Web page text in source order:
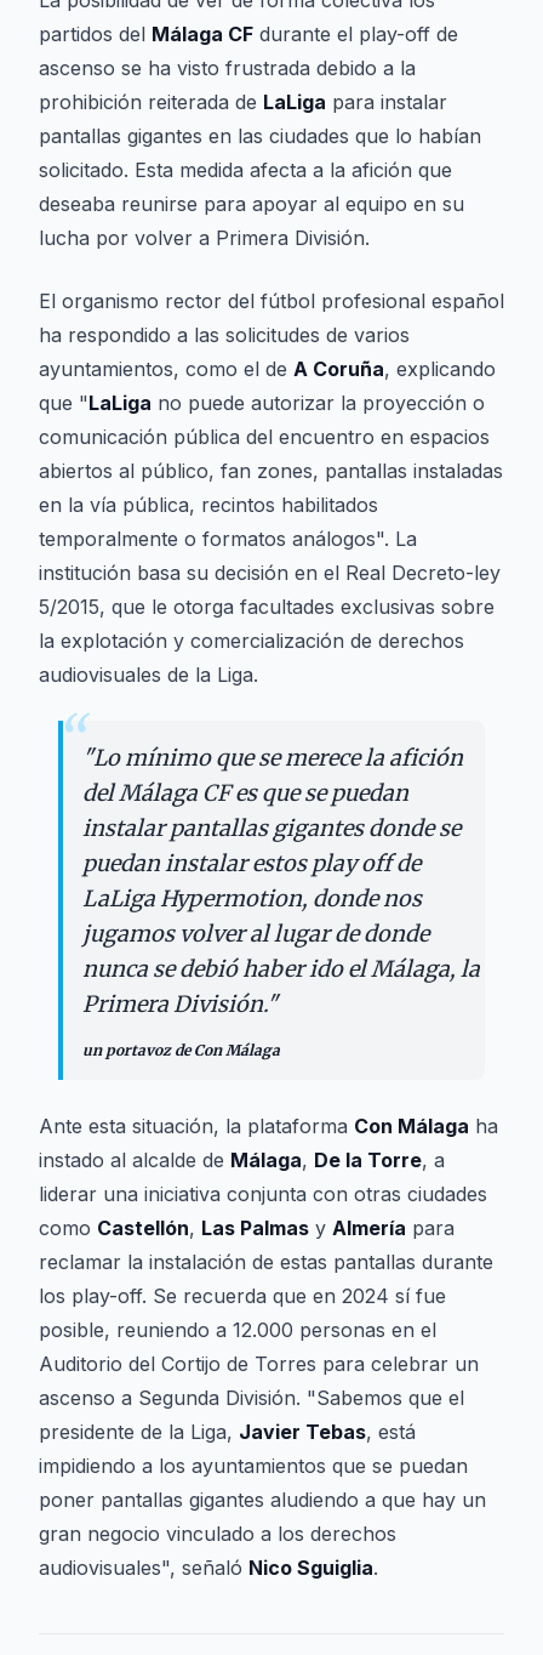
partidos del Málaga CF durante el play-off de
ascenso se ha visto frustrada debido a la
prohibición reiterada de LaLiga para instalar
pantallas gigantes en las ciudades que lo habían
solicitado. Esta medida afecta a la afición que
deseaba reunirse para apoyar al equipo en su
lucha por volver a Primera División.
El organismo rector del fútbol profesional español
ha respondido a las solicitudes de varios
ayuntamientos, como el de A Coruña, explicando
que "LaLiga no puede autorizar la proyección o
comunicación pública del encuentro en espacios
abiertos al público, fan zones, pantallas instaladas
en la vía pública, recintos habilitados
temporalmente o formatos análogos". La
institución basa su decisión en el Real Decreto-ley
5/2015, que le otorga facultades exclusivas sobre
la explotación y comercialización de derechos
audiovisuales de la Liga.
“"Lo mínimo que se merece la afición
del Málaga CF es que se puedan
instalar pantallas gigantes donde se
puedan instalar estos play off de
LaLiga Hypermotion, donde nos
jugamos volver al lugar de donde
nunca se debió haber ido el Málaga, la
Primera División."
un portavoz de Con Málaga
Ante esta situación, la plataforma Con Málaga ha
instado al alcalde de Málaga, De la Torre, a
liderar una iniciativa conjunta con otras ciudades
como Castellón, Las Palmas y Almería para
reclamar la instalación de estas pantallas durante
los play-off. Se recuerda que en 2024 sí fue
posible, reuniendo a 12.000 personas en el
Auditorio del Cortijo de Torres para celebrar un
ascenso a Segunda División. "Sabemos que el
presidente de la Liga, Javier Tebas, está
impidiendo a los ayuntamientos que se puedan
poner pantallas gigantes aludiendo a que hay un
gran negocio vinculado a los derechos
audiovisuales", señaló Nico Sguiglia.